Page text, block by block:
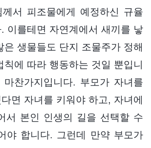
께서 피조물에게 예정하신 규율
이를테면 자연계에서 새끼를 낳
은 생물들도 단지 조물주가 정해
칙에 따라 행동하는 것일 뿐입니
찬가지입니다. 부모가 자녀를
면 자녀를 키워야 하고, 자녀에
서 본인 인생의 길을 선택할 수
야 합니다. 그런데 만약 부모가